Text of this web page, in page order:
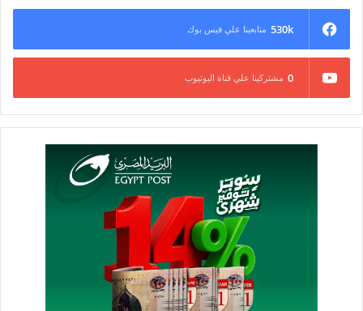
530k متابعينا علي فيس بوك
0 مشتركينا علي قناة اليوتيوب